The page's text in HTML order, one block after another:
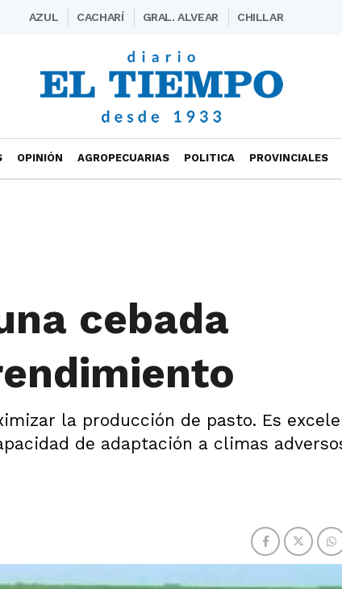
AZUL CACHARÍ GRAL. ALVEAR CHILLAR
OPINIÓN AGROPECUARIAS POLITICA PROVINCIALES
cebada
la producción de pasto. Es
de adaptación a climas